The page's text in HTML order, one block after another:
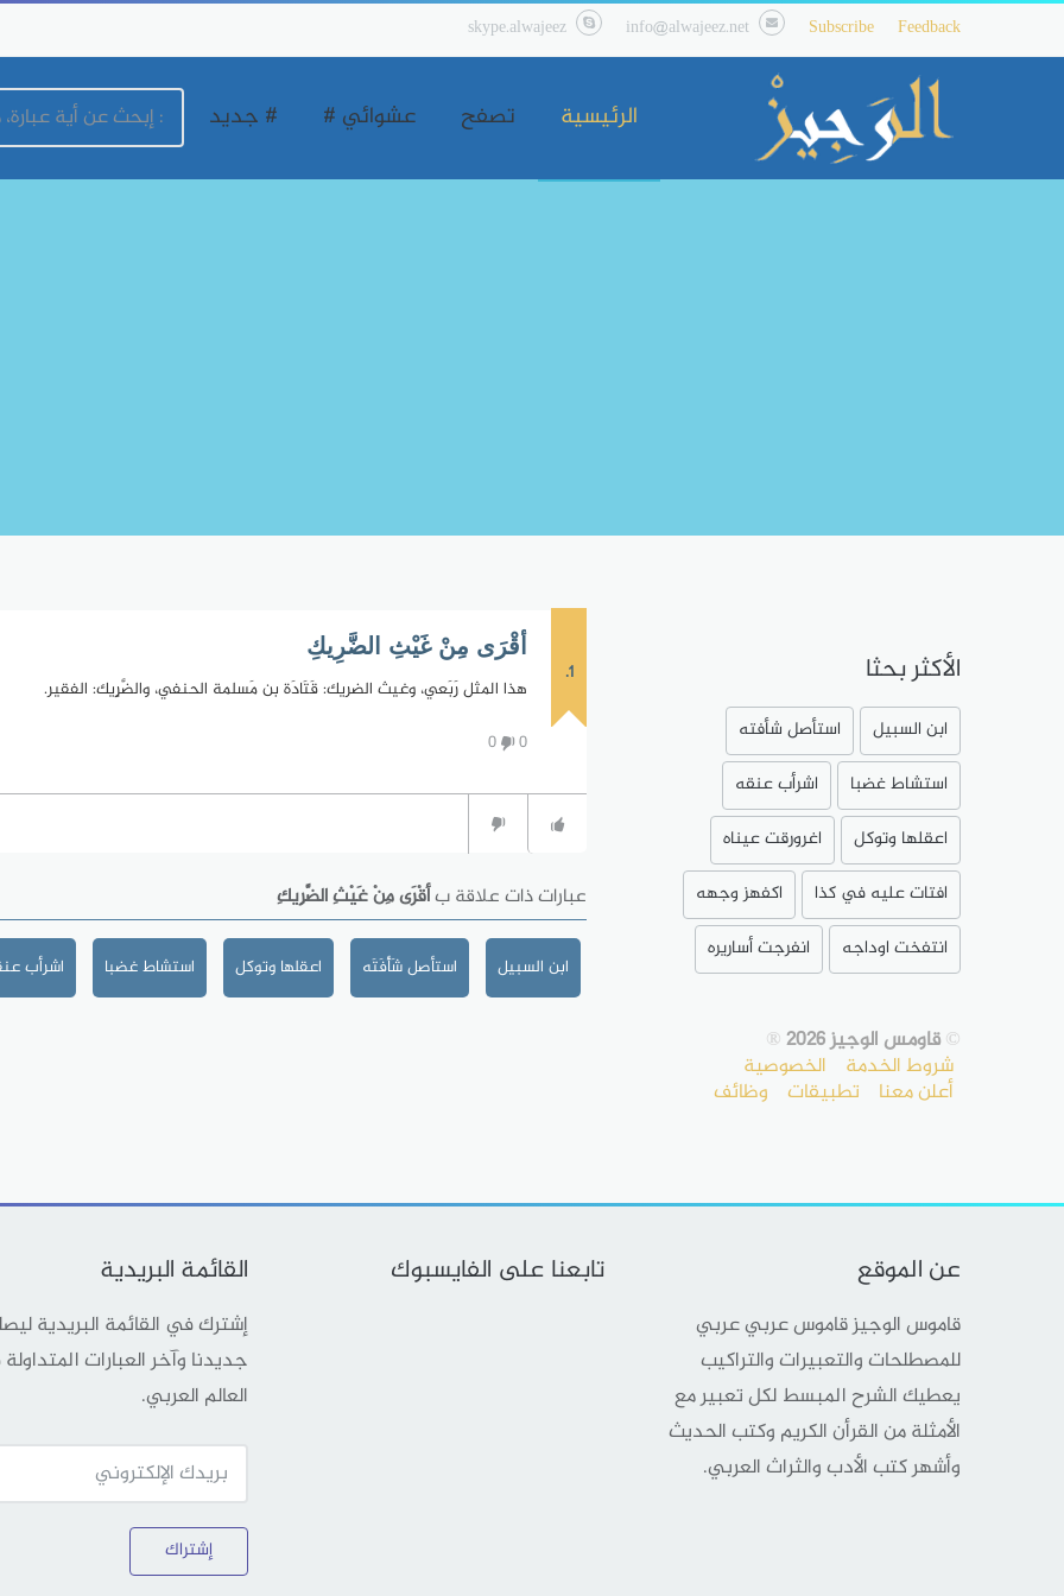
Feedback
Subscribe
info@alwajeez.net
skype.alwajeez
الرئيسية تصفح عشوائي # # جديد
1.
أقْرَى مِنْ غَيْثِ الضَّرِيكِ
هذا المثل رَبَعي، وغيث الضريك: قَتَادَة بن مَسلمة الحنفي، والضَّرٍيك: الفقير.
0
0
عبارات ذات علاقة بأقْرَى مِنْ غَيْثِ الضَّرِيكِ
ابن السبيل استأصل شَأْفَتَه اعقلها وتوكل استشاط غضبا اشرأب
الأكثر بحثا
ابن السبيل
استأصل شأفته
استشاط غضبا
اشرأب عنقه
اعقلها وتوكل
اغرورقت عيناه
افتات عليه في كذا
اكفهز وجهه
انتفخت اوداجه
انفرجت أساريره
©قاومس الوجيز 2026 ®
شروط الخدمة الخصوصية
أعلن معنا تطبيقات وظائف
عن الموقع
قاموس الوجيز قاموس عربي عربي
للمصطلحات والتعبيرات والتراكيب
يعطيك الشرح المبسط لكل تعبير مع
الأمثلة من القرأن الكريم وكتب الحديث
وأشهر كتب الأدب والثراث العربي.
تابعنا على الفايسبوك القائمة البريدية
إشترك في القائمة البريدية
جديدنا وآخر العبارات
العالم العربي.
إشتراك